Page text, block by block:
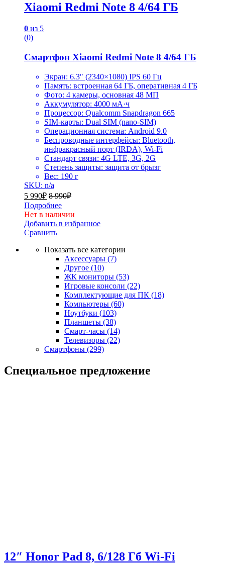
Xiaomi Redmi Note 8 4/64 ГБ
0 из 5
(0)
Смартфон Xiaomi Redmi Note 8 4/64 ГБ
Экран: 6.3″ (2340×1080) IPS 60 Гц
Память: встроенная 64 ГБ, оперативная 4 ГБ
Фото: 4 камеры, основная 48 МП
Аккумулятор: 4000 мА·ч
Процессор: Qualcomm Snapdragon 665
SIM-карты: Dual SIM (nano-SIM)
Операционная система: Android 9.0
Беспроводные интерфейсы: Bluetooth,
инфракрасный порт (IRDA), Wi-Fi
Стандарт связи: 4G LTE, 3G, 2G
Степень защиты: защита от брызг
Вес: 190 г
SKU: n/a
5 990₽ 8 990₽
Подробнее
Нет в наличии
Добавить в избранное
Сравнить
Показать все категории
Аксессуары (7)
Другое (10)
ЖК мониторы (53)
Игровые консоли (22)
Комплектующие для ПК (18)
Компьютеры (60)
Ноутбуки (103)
Планшеты (38)
Смарт-часы (14)
Телевизоры (22)
Смартфоны (299)
Специальное предложение
12″ Honor Pad 8, 6/128 Гб Wi-Fi